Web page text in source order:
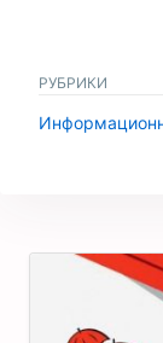
РУБРИКИ